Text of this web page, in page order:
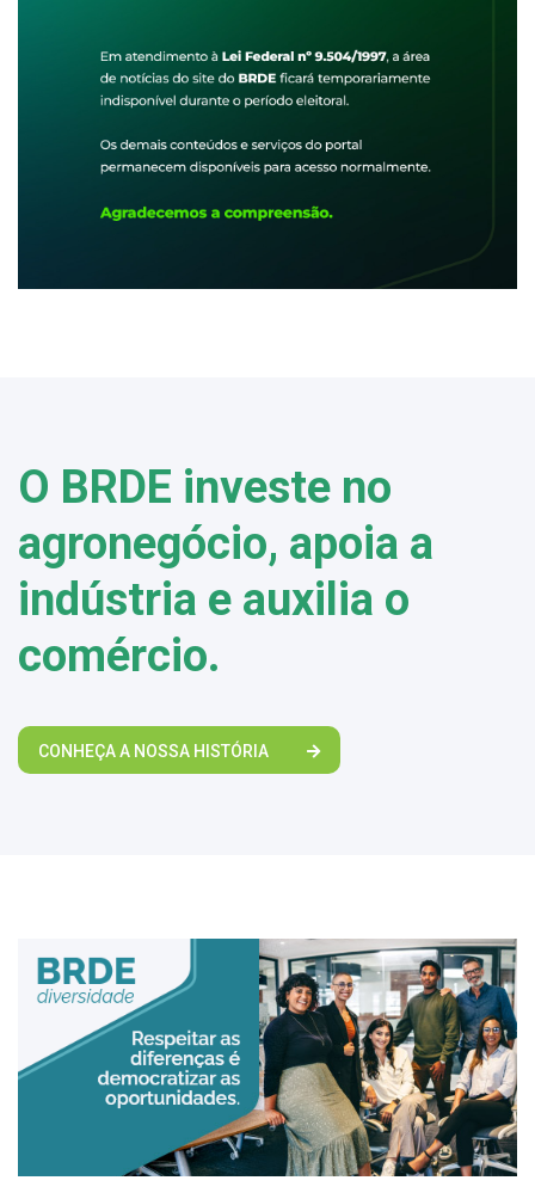
O BRDE investe no
agronegócio, apoia a
indústria e auxilia o
comércio.
CONHEÇA A NOSSA HISTÓRIA